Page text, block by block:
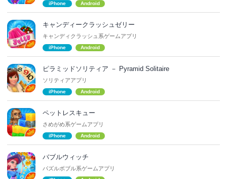
iPhone Android
キャンディークラッシュゼリー
キャンディクラッシュ系ゲームアプリ
iPhone Android
ピラミッドソリティア － Pyramid Solitaire
ソリティアアプリ
iPhone Android
ペットレスキュー
さめがめ系ゲームアプリ
iPhone Android
バブルウィッチ
パズルボブル系ゲームアプリ